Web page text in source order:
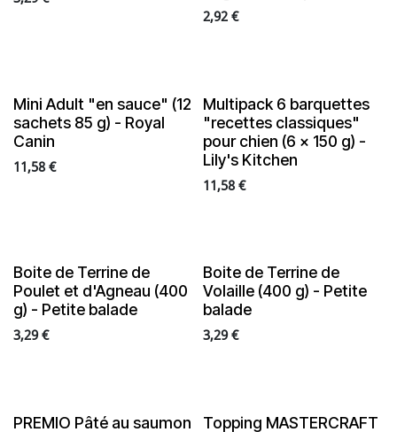
2,92€
Mini Adult "en sauce" (12
sachets 85 g) - Royal
Canin
11,58 €
Multipack 6 barquettes
"recettes classiques"
pour chien (6 x 150 g) -
Lily's Kitchen
11,58€
Boite de Terrine de
Poulet et d'Agneau (400
g) - Petite balade
3,29€
Boite de Terrine de
Volaille (400 g) - Petite
balade
3,29€
PREMIO Pâté au saumon
Topping MASTERCRAFT